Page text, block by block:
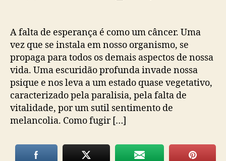
A falta de esperança é como um câncer. Uma
vez que se instala em nosso organismo, se
propaga para todos os demais aspectos de nossa
vida. Uma escuridão profunda invade nossa
psique e nos leva a um estado quase vegetativo,
caracterizado pela paralisia, pela falta de
vitalidade, por um sutil sentimento de
melancolia. Como fugir […]